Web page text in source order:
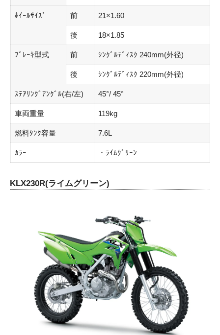
ﾎｲｰﾙｻｲｽﾞ 前 21×1.60
後 18×1.85
ﾌﾞﾚｰｷ型式 前 ｼﾝｸﾞﾙﾃﾞｨｽｸ 240mm(外径)
後 ｼﾝｸﾞﾙﾃﾞｨｽｸ 220mm(外径)
ｽﾃｱﾘﾝｸﾞｱﾝｸﾞﾙ(右/左) 45°/ 45°
車両重量 119kg
燃料ﾀﾝｸ容量 7.6L
ｶﾗｰ ・ﾗｲﾑｸﾞﾘｰﾝ
KLX230R(ライムグリーン)